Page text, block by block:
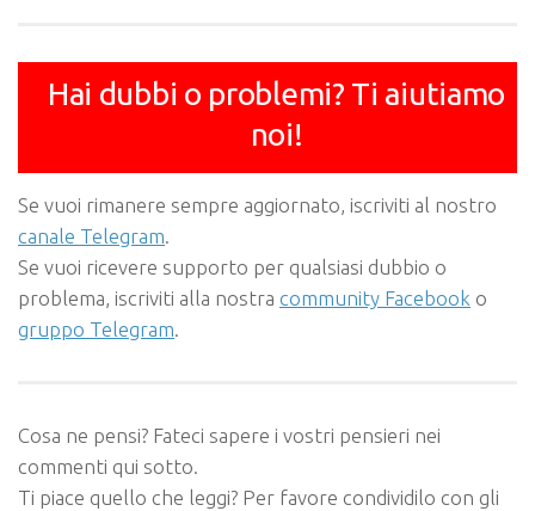
Hai dubbi o problemi? Ti aiutiamo
noi!
Se vuoi rimanere sempre aggiornato, iscriviti al nostro
canale Telegram.
Se vuoi ricevere supporto per qualsiasi dubbio o
problema, iscriviti alla nostra community Facebook o
gruppo Telegram.
Cosa ne pensi? Fateci sapere i vostri pensieri nei
commenti qui sotto.
Ti piace quello che leggi? Per favore condividilo con gli